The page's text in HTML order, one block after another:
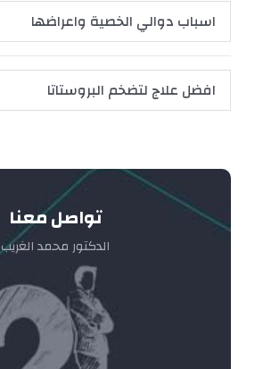
اسباب دوالي الخصية واعراضها
افضل علاج لتضخم البروستاتا
تواصل معنا
الدكتور محمد الغريب